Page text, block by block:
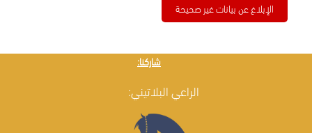
الإبلاغ عن بيانات غير صحيحة
شاركنا:
الراعي البلاتيني: